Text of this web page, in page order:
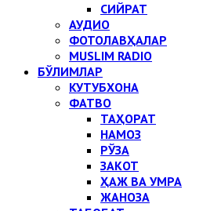
СИЙРАТ
АУДИО
ФОТОЛАВҲАЛАР
MUSLIM RADIO
БЎЛИМЛАР
КУТУБХОНА
ФАТВО
ТАҲОРАТ
НАМОЗ
РЎЗА
ЗАКОТ
ҲАЖ ВА УМРА
ЖАНОЗА